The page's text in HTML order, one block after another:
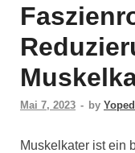
Mai 7, 2023 - by
Muskelkater ist ein